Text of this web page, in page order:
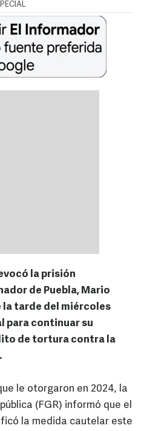
la prisión
de Puebla, Mario
la tarde del miércoles
para continuar su
de tortura contra la
le otorgaron en 2024, la
(FGR) informó que el
la medida cautelar este